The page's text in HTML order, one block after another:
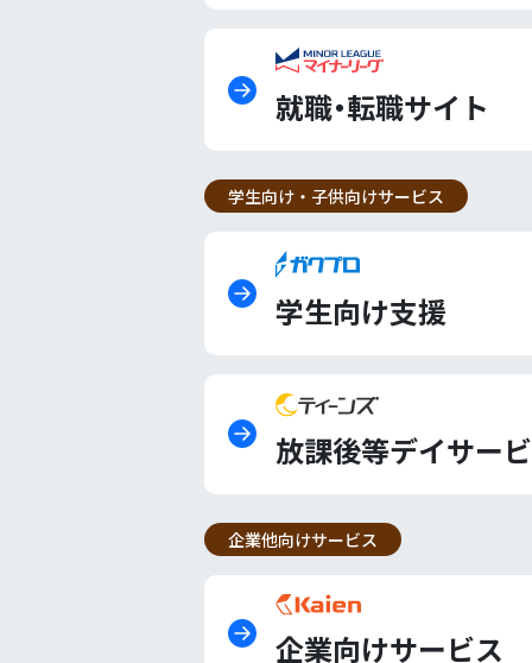
就職・転職サイト
学生向け・子供向けサービス
学生向け支援
放課後等デイサー
企業他向けサービス
企業向けサービス